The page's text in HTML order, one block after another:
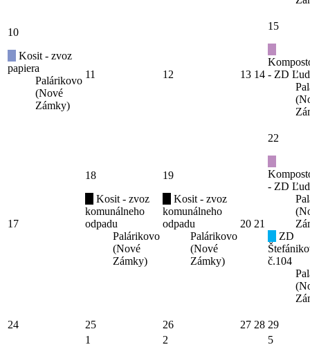
10
Kosit - zvoz
papiera
Palárikovo
(Nové
Zámky)
11 12 13 14
15
- ZD
17
18
Kosit - zvoz
komunálneho
odpadu
Palárikovo
(Nové
Zámky)
19
Kosit - zvoz
komunálneho
odpadu
Palárikovo
(Nové
Zámky)
20 21
22
- ZD
ZD
č.104
24 25 26 27 28 29
1
2
5